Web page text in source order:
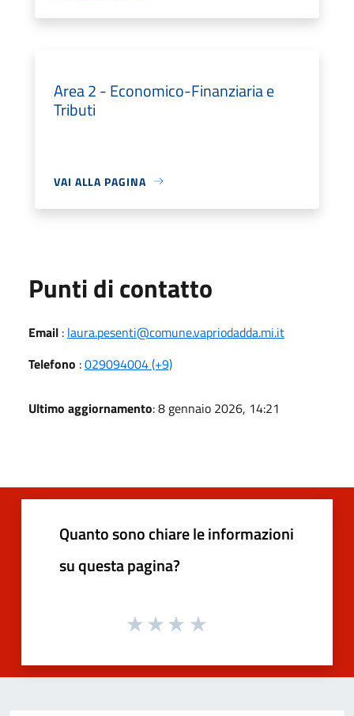
Area 2 - Economico-Finanziaria e
Tributi
VAI ALLA PAGINA
Punti di contatto
Email : laura.pesenti@comune.vapriodadda.mi.it
Telefono :029094004 (+9)
Ultimo aggiornamento: 8 gennaio 2026, 14:21
Quanto sono chiare le informazioni
su questa pagina?